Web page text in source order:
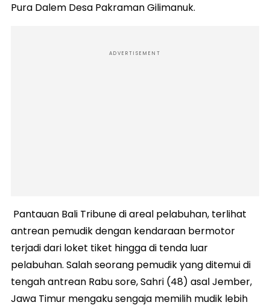
Pura Dalem Desa Pakraman Gilimanuk.
ADVERTISEMENT
Pantauan Bali Tribune di areal pelabuhan, terlihat
antrean pemudik dengan kendaraan bermotor
terjadi dari loket tiket hingga di tenda luar
pelabuhan. Salah seorang pemudik yang ditemui di
tengah antrean Rabu sore, Sahri (48) asal Jember,
Jawa Timur mengaku sengaja memilih mudik lebih